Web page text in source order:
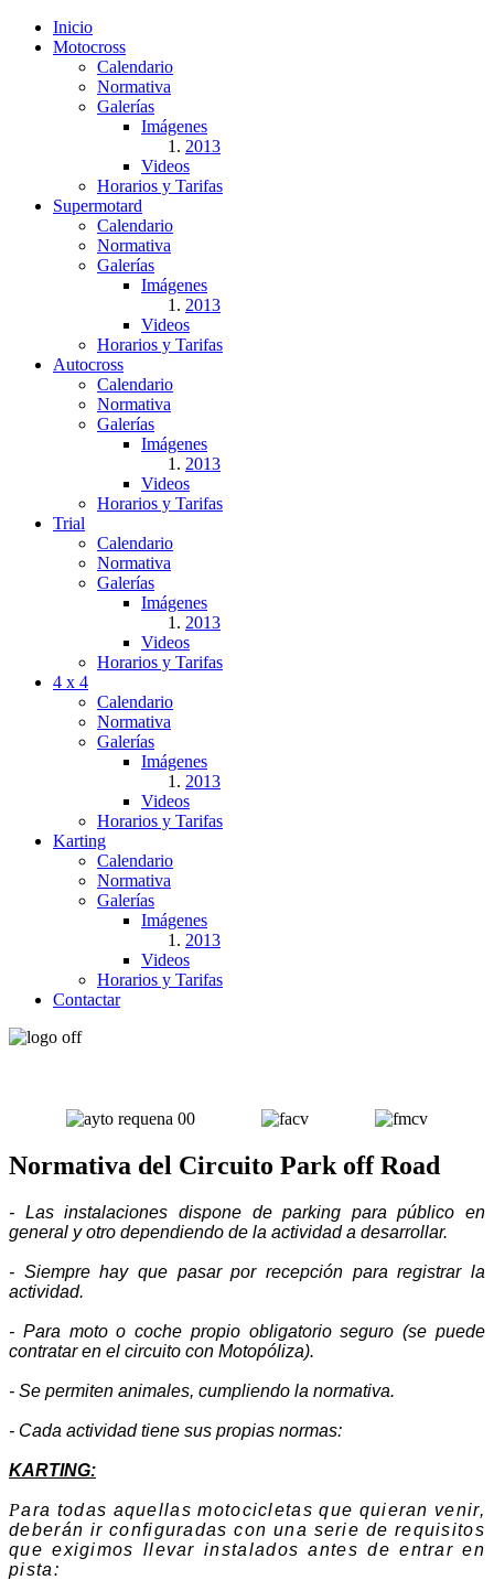
Inicio
Motocross
Calendario
Normativa
Galerías
Imágenes
2013
Videos
Horarios y Tarifas
Supermotard
Calendario
Normativa
Galerías
Imágenes
2013
Videos
Horarios y Tarifas
Autocross
Calendario
Normativa
Galerías
Imágenes
2013
Videos
Horarios y Tarifas
Trial
Calendario
Normativa
Galerías
Imágenes
2013
Videos
Horarios y Tarifas
4 x 4
Calendario
Normativa
Galerías
Imágenes
2013
Videos
Horarios y Tarifas
Karting
Calendario
Normativa
Galerías
Imágenes
2013
Videos
Horarios y Tarifas
Contactar
Normativa del Circuito Park off Road
- Las instalaciones dispone de parking para público en
general y otro dependiendo de la actividad a desarrollar.
- Siempre hay que pasar por recepción para registrar la
actividad.
- Para moto o coche propio obligatorio seguro (se puede
contratar en el circuito con Motopóliza).
- Se permiten animales, cumpliendo la normativa.
- Cada actividad tiene sus propias normas:
KARTING:
Para todas aquellas motocicletas que quieran venir,
deberán ir configuradas con una serie de requisitos
que exigimos llevar instalados antes de entrar en
pista: